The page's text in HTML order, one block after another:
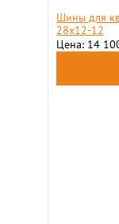
Шины для
28x12-12
Цена: 14